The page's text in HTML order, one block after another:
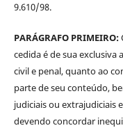
9.610/98.
PARÁGRAFO PRIMEIRO:
cedida é de sua
civil e penal, quanto ao
parte de seu conteúdo,
judiciais ou extrajudiciais
devendo concordar